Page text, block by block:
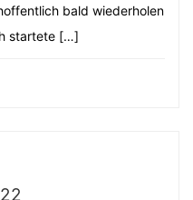
bald wiederholen
startete […]